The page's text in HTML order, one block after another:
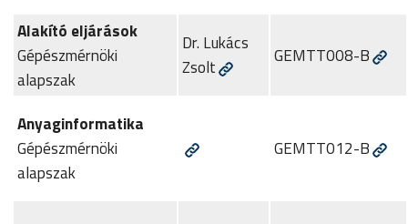
Alakító eljárások
Gépészmérnöki
alapszak
Dr. Lukács
Zsolt
GEMTT008-B
Anyaginformatika
Gépészmérnöki
alapszak
GEMTT012-B